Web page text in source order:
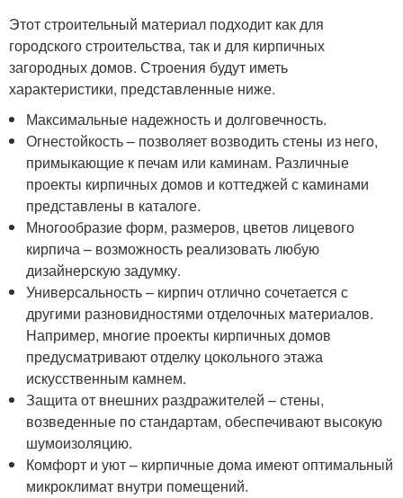
Этот строительный материал подходит как для
городского строительства, так и для кирпичных
загородных домов. Строения будут иметь
характеристики, представленные ниже.
Максимальные надежность и долговечность.
Огнестойкость – позволяет возводить стены из него,
примыкающие к печам или каминам. Различные
проекты кирпичных домов и коттеджей с каминами
представлены в каталоге.
Многообразие форм, размеров, цветов лицевого
кирпича – возможность реализовать любую
дизайнерскую задумку.
Универсальность – кирпич отлично сочетается с
другими разновидностями отделочных материалов.
Например, многие проекты кирпичных домов
предусматривают отделку цокольного этажа
искусственным камнем.
Защита от внешних раздражителей – стены,
возведенные по стандартам, обеспечивают высокую
шумоизоляцию.
Комфорт и уют – кирпичные дома имеют оптимальный
микроклимат внутри помещений.